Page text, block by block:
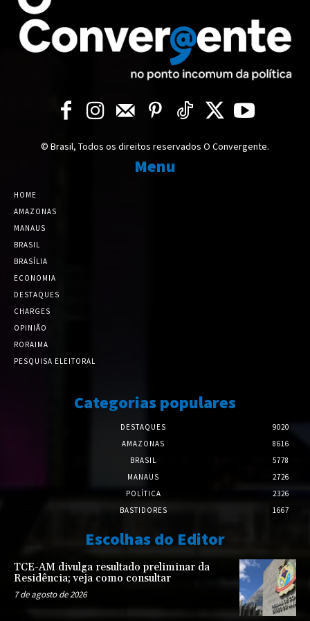
© Brasil, Todos os direitos reservados O Convergente.
Menu
HOME
AMAZONAS
MANAUS
BRASIL
BRASÍLIA
ECONOMIA
DESTAQUES
CHARGES
OPINIÃO
RORAIMA
PESQUISA ELEITORAL
Categorias populares
DESTAQUES
9020
AMAZONAS
8616
BRASIL
5778
MANAUS
2726
POLÍTICA
2326
BASTIDORES
1667
Escolhas do Editor
TCE-AM divulga resultado preliminar da
Residência; veja como consultar
7 de agosto de 2026